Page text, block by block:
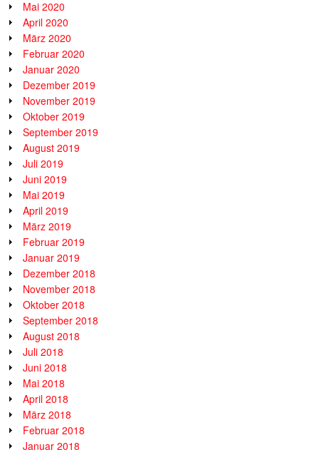
Mai 2020
April 2020
März 2020
Februar 2020
Januar 2020
Dezember 2019
November 2019
Oktober 2019
September 2019
August 2019
Juli 2019
Juni 2019
Mai 2019
April 2019
März 2019
Februar 2019
Januar 2019
Dezember 2018
November 2018
Oktober 2018
September 2018
August 2018
Juli 2018
Juni 2018
Mai 2018
April 2018
März 2018
Februar 2018
Januar 2018